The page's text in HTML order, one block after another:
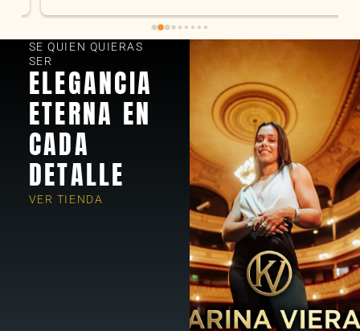
SE QUIEN QUIERAS
SER
ELEGANCIA
ETERNA EN
CADA
DETALLE
VER TIENDA